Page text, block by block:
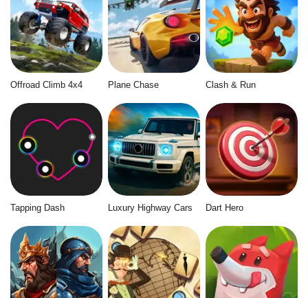
Offroad Climb 4x4 Plane Chase Clash & Run
Tapping Dash Luxury Highway Cars Dart Hero